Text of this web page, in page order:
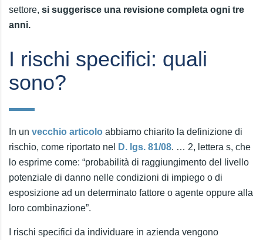
settore, si suggerisce una revisione completa ogni tre
anni.
I rischi specifici: quali
sono?
In un vecchio articolo abbiamo chiarito la definizione di
rischio, come riportato nel
D. lgs. 81/08. … 2, lettera s, che
lo esprime come: “probabilità di raggiungimento del livello
potenziale di danno nelle condizioni di impiego o di
esposizione ad un determinato fattore o agente oppure alla
loro combinazione”.
I rischi specifici da individuare in azienda vengono